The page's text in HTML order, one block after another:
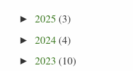
►2025 (3)
►2024(4)
►2023 (10)